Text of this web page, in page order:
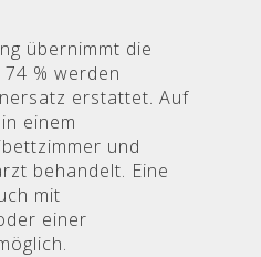
übernimmt die
% werden
erstattet. Auf
einem
und
behandelt. Eine
mit
einer